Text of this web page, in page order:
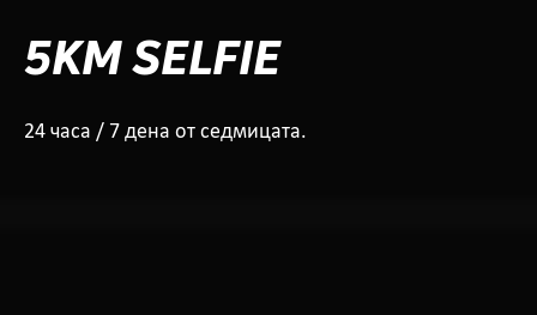
5KM SELFIE
24 часа / 7 дена от седмицата.